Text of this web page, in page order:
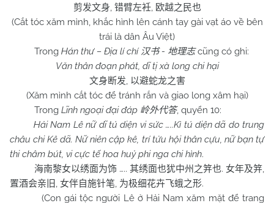
剪发文身, 错臂左衽, 欧越之民也
(Cắt tóc xăm mình, khắc hình lên cánh tay gài vạt áo về bên
trái là dân Âu Việt)
Trong Hán thư – Địa lí chí 汉书- 地理志cũng có ghi:
Văn thân đoạn phát, dĩ tị xà long chi hại
文身断发, 以避蛇龙之害
(Xăm mình cắt tóc để tránh rắn và giao long xâm hại)
Trong Lĩnh ngoại đại đáp 岭外代答, quyển 10:
Hải Nam Lê nữ dĩ tú diện vi sức …..Kì tú diện dã do trung
châu chi Kê dã. Nữ niên cập kê, trí tửu hội thân cựu, nữ bạn tự
thi châm bút, vi cực tế hoa huỷ phi nga chi hình.
海南黎女以绣面为饰 ….. 其绣面也犹中州之笄也. 女年及笄,
置酒会亲旧, 女伴自施针笔, 为极细花卉飞蛾之形.
(Con gái tộc người Lê ở Hải Nam xăm mặt để trang